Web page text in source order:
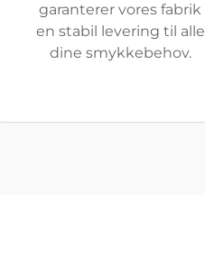
garanterer vores fabrik
en stabil levering til alle
dine smykkebehov.